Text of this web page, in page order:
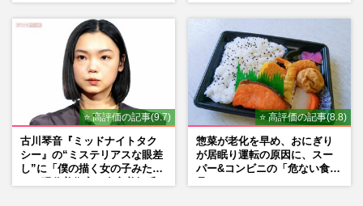
マン長男・櫻井海音だった
⭐ 高評価の記事(9.7)
古川琴音『ミッドナイトタク
シー』の“ミステリアスな眼差
し”に「僕の描く女の子みた
⭐ 高評価の記事(8.8)
惣菜が老化を早め、おにぎり
が居眠り運転の原因に、スー
パー&コンビニの「危ない食